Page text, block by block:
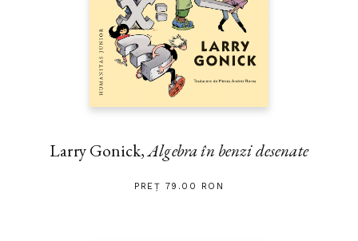
Larry Gonick,Algebra în benzi desenate
PREȚ 79.00 RON